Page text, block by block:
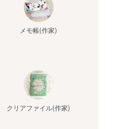
メモ帳(作家)
クリアファイル(作家)